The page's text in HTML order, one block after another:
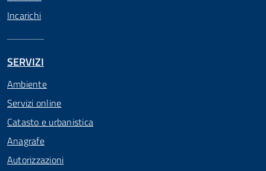
Incarichi
SERVIZI
Ambiente
Servizi online
Catasto e urbanistica
Anagrafe
Autorizzazioni